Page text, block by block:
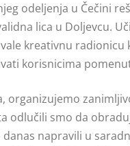
odeljenja u Čečini
lica u Doljevcu.
kreativnu
korisnicima
organizujemo
odlučili smo da
danas napravili u